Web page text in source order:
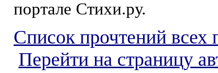
портале Стихи.ру.
Список прочтений всех
Перейти на страницу